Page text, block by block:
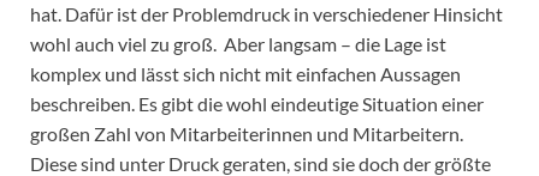
hat. Dafür ist der Problemdruck in verschiedener Hinsicht
wohl auch viel zu groß. Aber langsam – die Lage ist
komplex und lässt sich nicht mit einfachen Aussagen
beschreiben. Es gibt die wohl eindeutige Situation einer
großen Zahl von Mitarbeiterinnen und Mitarbeitern.
Diese sind unter Druck geraten, sind sie doch der größte